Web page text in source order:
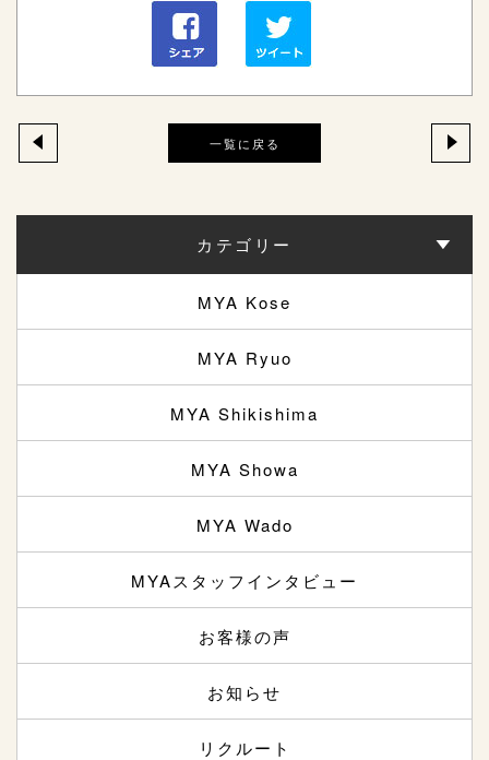
一覧に戻る
カテゴリー
MYA Kose
MYA Ryuo
MYA Shikishima
MYA Showa
MYA Wado
MYAスタッフインタビュー
お客様の声
お知らせ
リクルート